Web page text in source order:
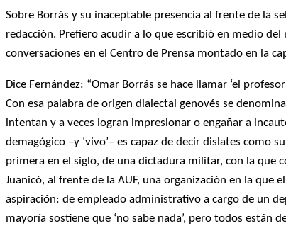
Sobre Borrás y su inaceptable presencia al frente de la
redacción. Prefiero acudir a lo que escribió en medio
conversaciones en el Centro de Prensa montado en la
Dice Fernández: “Omar Borrás se hace llamar ‘el
Con esa palabra de origen dialectal genovés se
intentan y a veces logran impresionar o engañar a
demagógico –y ‘vivo’– es capaz de decir dislates como
primera en el siglo, de una dictadura militar, con la que
Juanicó, al frente de la AUF, una organización en la
aspiración: de empleado administrativo a cargo de un
mayoría sostiene que ‘no sabe nada’, pero todos